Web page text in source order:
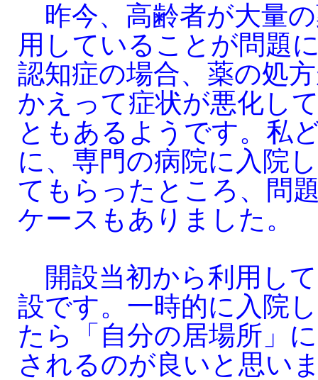
昨今、高齢者が大量
用していることが問題
認知症の場合、薬の処
かえって症状が悪化し
ともあるようです。私
に、専門の病院に入院
てもらったところ、問
ケースもありました。
開設当初から利用し
設です。一時的に入院
たら「自分の居場所」
されるのが良いと思い